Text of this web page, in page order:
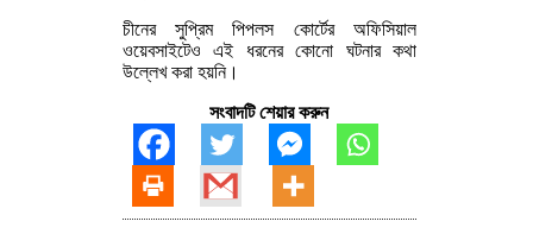
চীনের সুপ্রিম পিপলস কোর্টের অফিসিয়াল
ওয়েবসাইটেও এই ধরনের কোনো ঘটনার কথা
উল্লেখ করা হয়নি।
সংবাদটি শেয়ার করুন